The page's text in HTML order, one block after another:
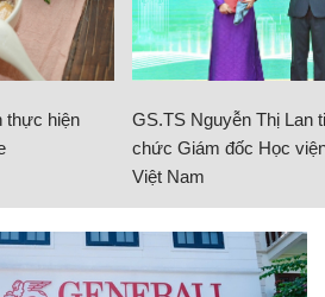
thực hiện
GS.TS Nguyễn Thị Lan
chức Giám đốc Học
Việt Nam